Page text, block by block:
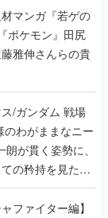
マンガ『若ゲの
ポケモン』田尻
雅伸さんらの貴
ンダム 戦場
わがままなニー
が貫く姿勢に、
の矜持を見た
ファイター編】